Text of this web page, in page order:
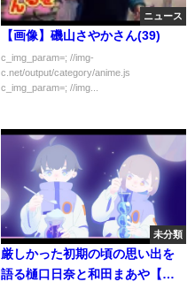
ニュース
【画像】磯山さやかさん(39)
c_img_param=; //img-
c.net/output/category/anime.js
c_img_param=; //img...
未分類
厳しかった初期の頃の思い出を
語る樋口日奈と和田まあや【文